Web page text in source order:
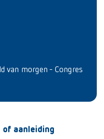
van morgen - Congres
of aanleiding